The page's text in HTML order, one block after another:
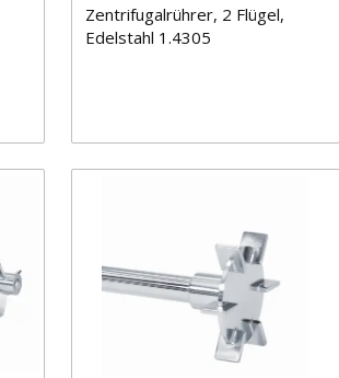
Zentrifugalrührer, 2 Flügel,
Edelstahl 1.4305